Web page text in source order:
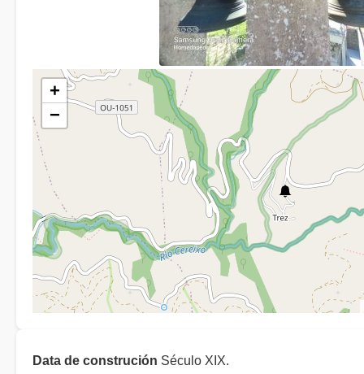
+
−
Data de construción Século XIX.